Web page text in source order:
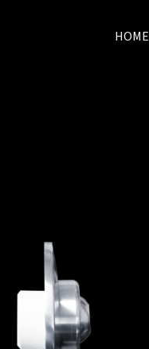
HOME